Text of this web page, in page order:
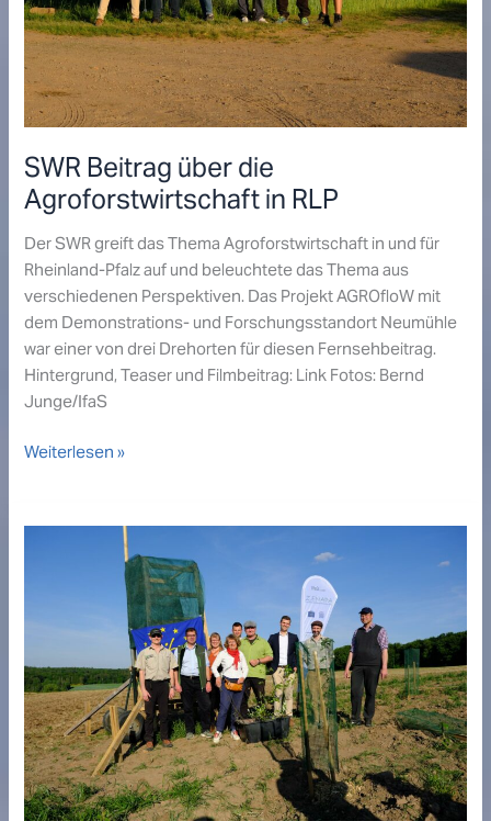
SWR Beitrag über die
Agroforstwirtschaft in RLP
Der SWR greift das Thema Agroforstwirtschaft in und für
Rheinland-Pfalz auf und beleuchtete das Thema aus
verschiedenen Perspektiven. Das Projekt AGROfloW mit
dem Demonstrations- und Forschungsstandort Neumühle
war einer von drei Drehorten für diesen Fernsehbeitrag.
Hintergrund, Teaser und Filmbeitrag: Link Fotos: Bernd
Junge/IfaS
SWR
die
Agroforstwirtschaft
Weiterlesen »